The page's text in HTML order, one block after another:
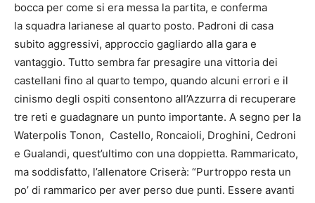
bocca per come si era messa la partita, e conferma
la squadra larianese al quarto posto. Padroni di casa
subito aggressivi, approccio gagliardo alla gara e
vantaggio. Tutto sembra far presagire una vittoria dei
castellani fino al quarto tempo, quando alcuni errori e il
cinismo degli ospiti consentono all’Azzurra di recuperare
tre reti e guadagnare un punto importante. A segno per la
Waterpolis Tonon, Castello, Roncaioli, Droghini, Cedroni
e Gualandi, quest’ultimo con una doppietta. Rammaricato,
ma soddisfatto, l’allenatore Criserà: “Purtroppo resta un
po’ di rammarico per aver perso due punti. Essere avanti